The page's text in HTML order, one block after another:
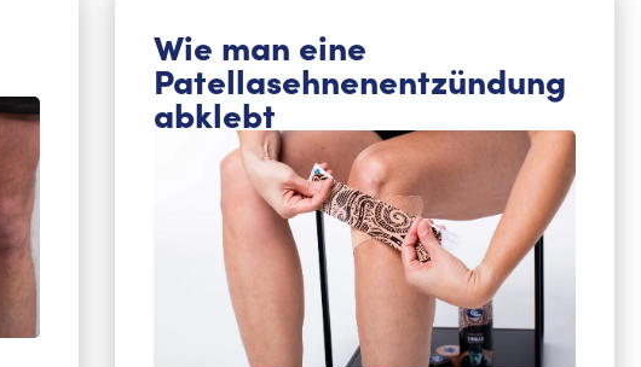
Wie man eine
Patellasehnenentzündung
abklebt